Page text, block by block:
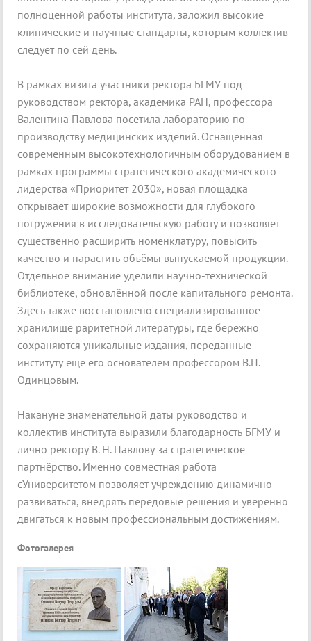
полноценной работы института, заложил высокие
клинические и научные стандарты, которым коллектив
следует по сей день.
В рамках визита участники ректора БГМУ под
руководством ректора, академика РАН, профессора
Валентина Павлова посетила лабораторию по
производству медицинских изделий. Оснащённая
современным высокотехнологичным оборудованием в
рамках программы стратегического академического
лидерства «Приоритет 2030», новая площадка
открывает широкие возможности для глубокого
погружения в исследовательскую работу и позволяет
существенно расширить номенклатуру, повысить
качество и нарастить объёмы выпускаемой продукции.
Отдельное внимание уделили научно-технической
библиотеке, обновлённой после капитального ремонта.
Здесь также восстановлено специализированное
хранилище раритетной литературы, где бережно
сохраняются уникальные издания, переданные
институту ещё его основателем профессором В.П.
Одинцовым.
Накануне знаменательной даты руководство и
коллектив института выразили благодарность БГМУ и
лично ректору В. Н. Павлову за стратегическое
партнёрство. Именно совместная работа
сУниверситетом позволяет учреждению динамично
развиваться, внедрять передовые решения и уверенно
двигаться к новым профессиональным достижениям.
Фотогалерея